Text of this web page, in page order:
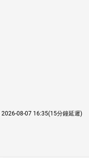
2026-08-07 16:35(15分鐘延遲)